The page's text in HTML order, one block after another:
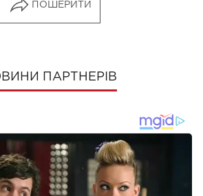
ПОШЕРИТИ
ПАРТНЕРІВ